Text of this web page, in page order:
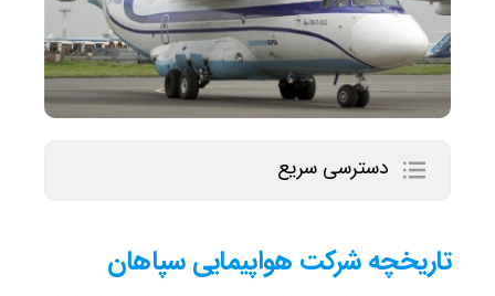
دسترسی سریع
تاریخچه شرکت هواپیمایی سپاهان